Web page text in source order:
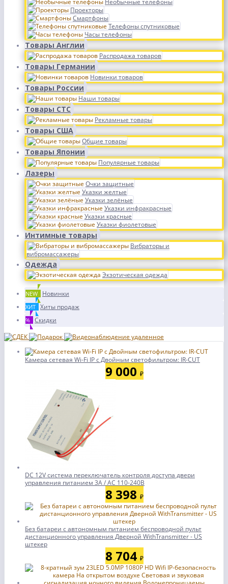
Необычные телефоны
Проекторы
Смартфоны
Телефоны спутниковые
Часы телефоны
Товары Англии
Распродажа товаров
Товары Германии
Новинки товаров
Товары России
Наши товары
Товары СТС
Рекламные товары
Товары США
Общие товары
Товары Японии
Популярные товары
Лазеры
Очки защитные
Указки желтые
Указки зелёные
Указки инфракрасные
Указки красные
Указки фиолетовые
Интимные товары
Вибраторы и
вибромассажеры
Одежда
Экзотическая одежда
NEW Новинки
ХИТ Хиты продаж
% Скидки
Камера сетевая Wi-Fi IP с Двойным светофильтром: IR-CUT
9 000 ₽
DC 12V система переключатель контроля доступа двери
управления питанием 3A / AC 110-240В
8 398 ₽
Без батареи с автономным питанием беспроводной пульт
дистанционного управления Дверной WithTransmitter - US
штекер
8 704 ₽